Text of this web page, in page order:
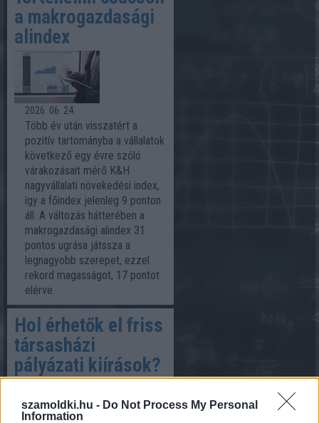
szamoldki.hu - Do Not Process My Personal
Information
a makrogazdasági
alindex
2026. 06. 24.
Több év után visszatért a
pozitív tartományba a vállalatok
következő egy évre szóló
várakozásait mérő K&H
nagyvállalati növekedési index,
így a főindex jelenleg 9 ponton
áll. A változás hátterében a
makrogazdasági alindex 31
pontos ugrása játssza a
legnagyobb szerepet, ezzel
rekord magasságot, 17 pontot
elérve.
Hol érhetők el friss
társasházi
pályázati kiírások?